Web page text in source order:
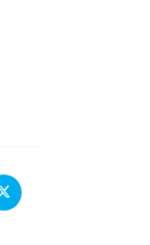
Opens
in